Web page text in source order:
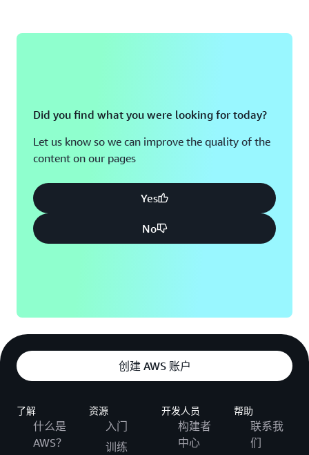
Did you find what you were looking for today?
Let us know so we can improve the quality of the
content on our pages
Yes
No
创建 AWS 账户
了解
什么是
AWS？
资源
入门
训练
开发人员
构建者
中心
帮助
联系我
们